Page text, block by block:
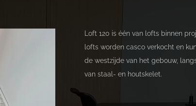
Loft 120 is één van lofts binnen
lofts worden casco verkocht en
de westzijde van het gebouw,
van staal- en houtskelet.